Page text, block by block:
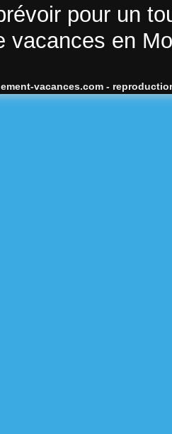
pour un
vacances en
vacances.com -